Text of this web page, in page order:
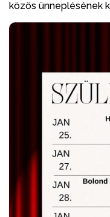
közös ünneplésének